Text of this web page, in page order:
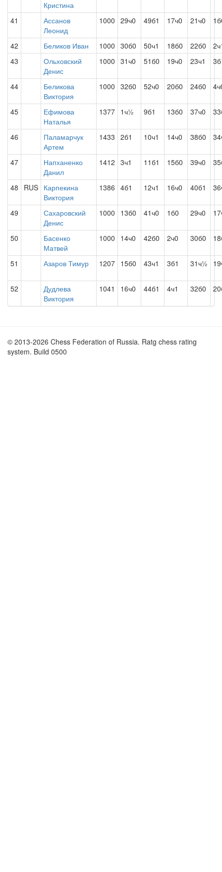
Кристина
41
Ассанов
Леонид
1000 29ч0 49б1 17ч0 21ч0
42 Беликов Иван 1000 30б0 50ч1 18б0 22б0
43
Ольховский
Денис
1000 31ч0 51б0 19ч0 23ч1
44
Беликова
Виктория
1000 32б0 52ч0 20б0 24б0
45
Ефимова
Наталья
1377 1ч½ 9б1 13б0 37ч0
46
Паламарчук
Артем
1433 2б1 10ч1 14ч0 38б0
47
Напханенко
Данил
1412 3ч1 11б1 15б0 39ч0
48 RUS Карпекина
Виктория
1386 4б1 12ч1 16ч0 40б1
49
Сахаровский
Денис
1000 13б0 41ч0 1б0 29ч0
50
Басенко
Матвей
1000 14ч0 42б0 2ч0 30б0
51 Азаров Тимур 1207 15б0 43ч1 3б1 31ч½
52
Дудлева
Виктория
1041 16ч0 44б1 4ч1 32б0
© 2013-2026 Chess Federation of Russia. Ratg chess rating
system. Build 0500